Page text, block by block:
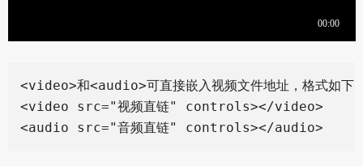
<video>和<audio>可直接嵌入视频文件地址，格式如下
<video src="视频直链" controls></video>